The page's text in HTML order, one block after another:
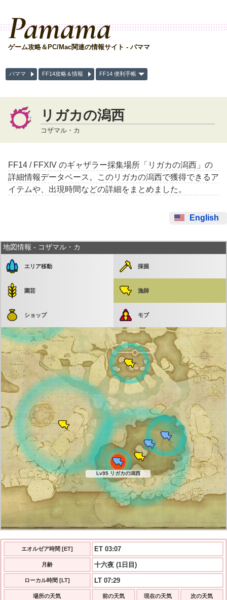
Pamama
ゲーム攻略＆PC/Mac関連の情報サイト - パママ
パママ FF14攻略＆情報 FF14 便利手帳
リガカの潟西
コザマル・カ
FF14 / FFXIV のギャザラー採集場所「リガカの潟西」の
詳細情報データベース。このリガカの潟西で獲得できるア
イテムや、出現時間などの詳細をまとめました。
English
地図情報 - コザマル・カ
エリア移動 採掘
園芸 漁師
ショップ モブ
Lv95 リガカの潟西
エオルゼア時間 [ET] ET 03:08
月齢 十六夜 (1日目)
ローカル時間 [LT] LT 07:29
場所の天気 前の天気 現在の天気 次の天気